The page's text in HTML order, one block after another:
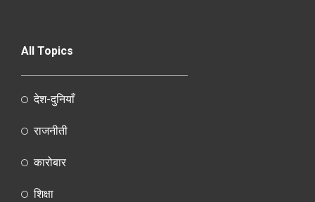
All Topics
देश-दुनियाँ
राजनीती
कारोबार
शिक्षा